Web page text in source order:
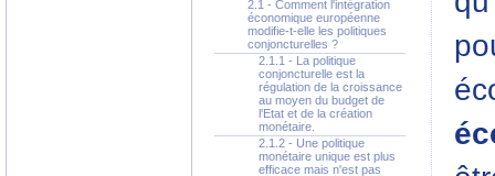
2.1 - Comment l'intégration
économique européenne
modifie-t-elle les politiques
conjoncturelles ?
2.1.1 - La politique
conjoncturelle est la
régulation de la croissance
au moyen du budget de
l'Etat et de la création
monétaire.
2.1.2 - Une politique
monétaire unique est plus
efficace mais n'est pas